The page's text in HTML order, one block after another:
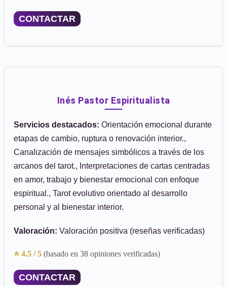
CONTACTAR
Inés Pastor Espiritualista
Servicios destacados: Orientación emocional durante
etapas de cambio, ruptura o renovación interior.,
Canalización de mensajes simbólicos a través de los
arcanos del tarot., Interpretaciones de cartas centradas
en amor, trabajo y bienestar emocional con enfoque
espiritual., Tarot evolutivo orientado al desarrollo
personal y al bienestar interior.
Valoración: Valoración positiva (reseñas verificadas)
⭐ 4.5 / 5 (basado en 38 opiniones verificadas)
CONTACTAR